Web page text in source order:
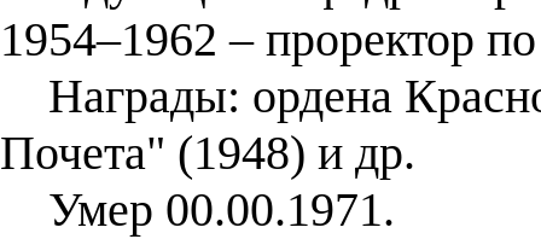
1954–1962 – проректор
Награды: ордена
Почета" (1948) и др.
Умер 00.00.1971.